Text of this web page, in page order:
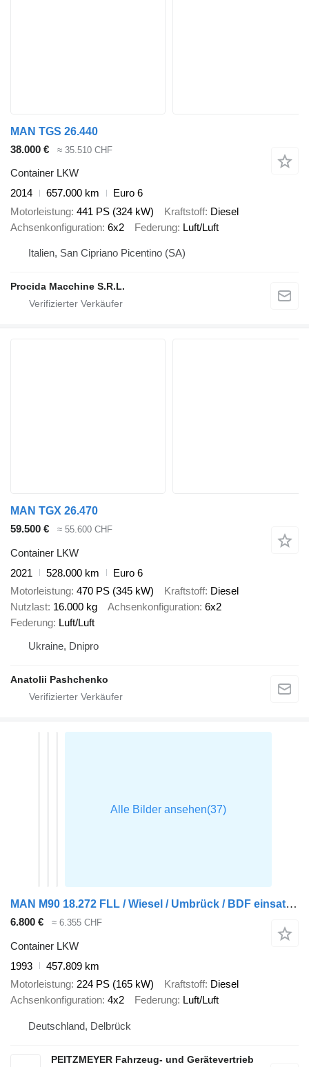
MAN TGS 26.440
38.000 €
≈ 35.510 CHF
Container LKW
2014
657.000 km
Euro 6
Motorleistung 441 PS (324 kW) Kraftstoff Diesel
Achsenkonfiguration 6x2 Federung Luft/Luft
Italien, San Cipriano Picentino (SA)
Procida Macchine S.R.L.
MAN TGX 26.470
59.500 €
≈ 55.600 CHF
Container LKW
2021
528.000 km
Euro 6
Motorleistung 470 PS (345 kW) Kraftstoff Diesel
Nutzlast 16.000 kg Achsenkonfiguration 6x2
Federung Luft/Luft
Ukraine, Dnipro
Anatolii Pashchenko
MAN M90 18.272 FLL / Wiesel / Umbrück / BDF einsatzbereit
6.800 € ≈ 6.355 CHF
Container LKW
1993
457.809 km
Motorleistung 224 PS (165 kW) Kraftstoff Diesel
Achsenkonfiguration 4x2 Federung Luft/Luft
Deutschland, Delbrück
PEITZMEYER Fahrzeug- und Gerätevertrieb